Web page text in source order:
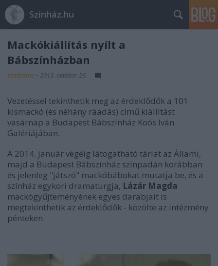
Színház.hu
Mackókiállítás nyílt a
Bábszínházban
szinhazhu • 2013. október 26.
Vezetéssel tekinthetik meg az érdeklődők a 101
kismackó (és néhány ráadás) című kiállítást
vasárnap a Budapest Bábszínház Koós Iván
Galériájában.
A 2014. január végéig látogatható tárlat az Állami,
majd a Budapest Bábszínház színpadán korábban
és jelenleg "játszó" mackóbábokat mutatja be, és a
színház egykori dramaturgja, Lázár Magda
mackógyűjteményének egyes darabjait is
megtekinthetik az érdeklődők - közölte az intézmény
pénteken.